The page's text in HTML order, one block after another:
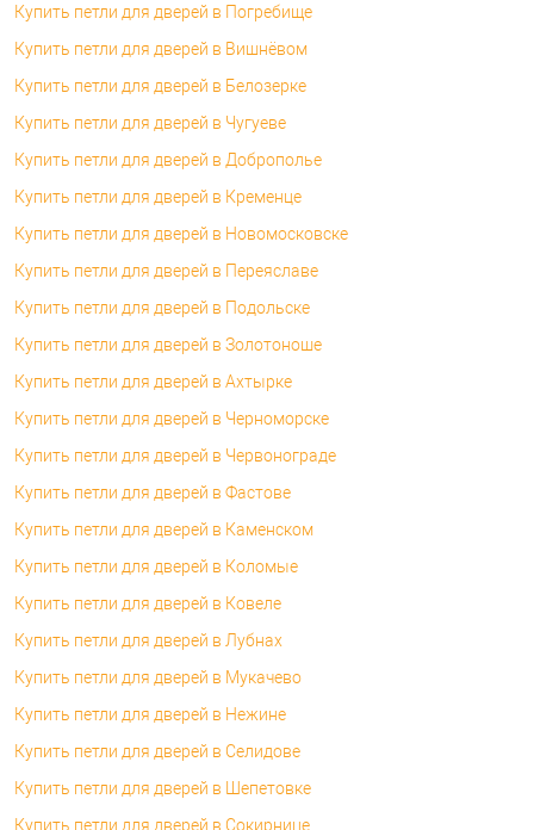
Купить петли для дверей в Погребище
Купить петли для дверей в Вишнёвом
Купить петли для дверей в Белозерке
Купить петли для дверей в Чугуеве
Купить петли для дверей в Доброполье
Купить петли для дверей в Кременце
Купить петли для дверей в Новомосковске
Купить петли для дверей в Переяславе
Купить петли для дверей в Подольске
Купить петли для дверей в Золотоноше
Купить петли для дверей в Ахтырке
Купить петли для дверей в Черноморске
Купить петли для дверей в Червонограде
Купить петли для дверей в Фастове
Купить петли для дверей в Каменском
Купить петли для дверей в Коломые
Купить петли для дверей в Ковеле
Купить петли для дверей в Лубнах
Купить петли для дверей в Мукачево
Купить петли для дверей в Нежине
Купить петли для дверей в Селидове
Купить петли для дверей в Шепетовке
Купить петли для дверей в Сокирнице